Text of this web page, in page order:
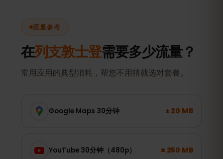
流量参考
在列支敦士登需要多少流量？
常用应用的典型消耗，帮您不用猜就选对套餐。
Google Maps 30分钟 ± 20 MB
YouTube 30分钟（480p） ± 250 MB